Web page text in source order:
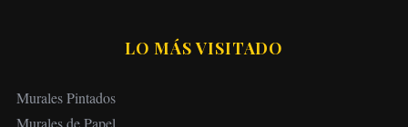
LO MÁS VISITADO
Murales Pintados
Murales de Papel